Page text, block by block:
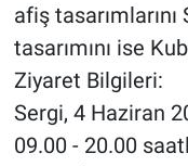
afiş
tasarımını ise
Ziyaret Bilgileri:
Sergi, 4 Haziran
09.00 - 20.00